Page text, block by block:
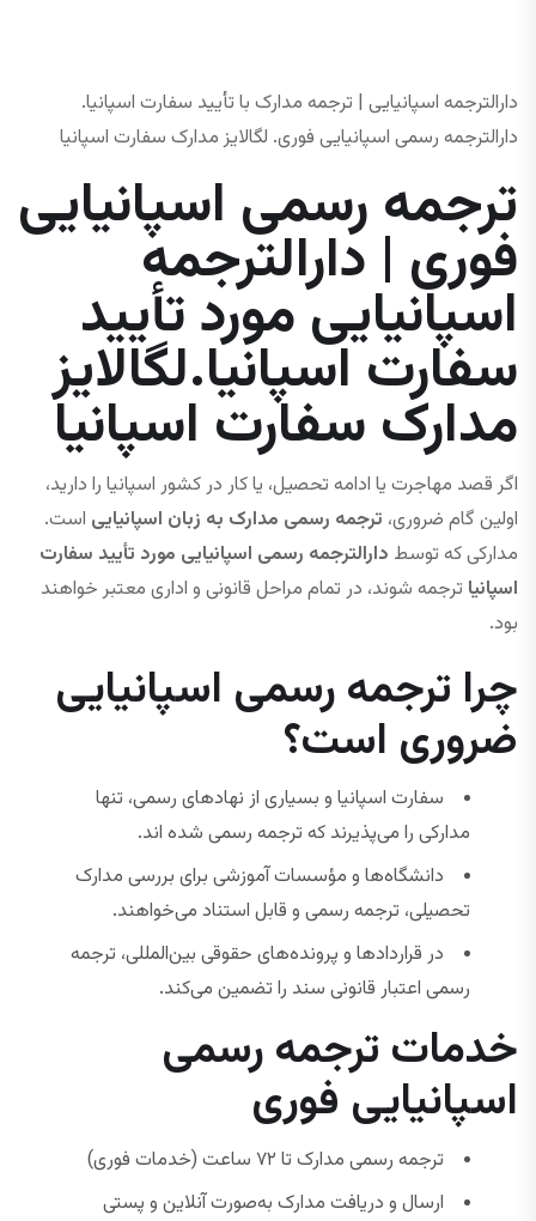
دارالترجمه اسپانیایی | ترجمه مدارک با تأیید سفارت اسپانیا.
دارالترجمه رسمی اسپانیایی فوری. لگالایز مدارک سفارت اسپانیا
ترجمه رسمی اسپانیایی
فوری | دارالترجمه
اسپانیایی مورد تأیید
سفارت اسپانیا.لگالایز
مدارک سفارت اسپانیا
اگر قصد مهاجرت یا ادامه تحصیل، یا کار در کشور اسپانیا را دارید،
اولین گام ضروری، ترجمه رسمی مدارک به زبان اسپانیایی است.
مدارکی که توسط دارالترجمه رسمی اسپانیایی مورد تأیید سفارت
اسپانیا ترجمه شوند، در تمام مراحل قانونی و اداری معتبر خواهند
بود.
چرا ترجمه رسمی اسپانیایی
ضروری است؟
سفارت اسپانیا و بسیاری از نهادهای رسمی، تنها
مدارکی را می‌پذیرند که ترجمه رسمی شده اند.
دانشگاه‌ها و مؤسسات آموزشی برای بررسی مدارک
تحصیلی، ترجمه رسمی و قابل استناد می‌خواهند.
در قراردادها و پرونده‌های حقوقی بین‌المللی، ترجمه
رسمی اعتبار قانونی سند را تضمین می‌کند.
خدمات ترجمه رسمی
اسپانیایی فوری
ترجمه رسمی مدارک تا ۷۲ ساعت (خدمات فوری)
ارسال و دریافت مدارک به‌صورت آنلاین و پستی